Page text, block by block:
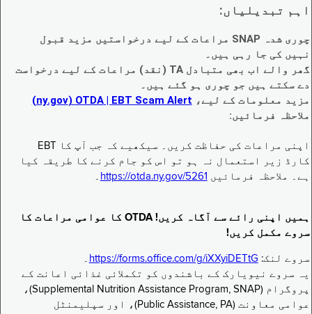
اہم تبدیلیاں:
چوری شدہ SNAP مراعات کے لیے درخواستیں مزید قبول
نہیں کی جا رہی ہیں۔
گھر والے اب بھی متبادل TA (نقد) مراعات کے لیے درخواست
دے سکتے ہیں جو چوری ہو گئے ہیں۔
مزید معلومات کے لیے، EBT Scam Alert ‏| OTDA ‏(ny.gov)
ملاحظہ فرمائیں:
اپنی مراعات کی حفاظت کریں۔ سیکھیے کہ جب آپ کا EBT
کارڈ زیر استعمال نہ ہو تو اس کو جام کرنے کا طریقہ کیا
ہے۔ ملاحظہ فرمائیں https://otda.ny.gov/5261 ۔
ہمیں اپنی رائے سے آگاہ کریں! OTDA کا عوامی مراعات کا
سروے مکمل کریں!
سروے لنک: https://forms.office.com/g/iXXyiDETtG ۔
یہ سروے نیویارک کے باشندوں کو تکملائی غذائی اعانت کے
پروگرام (Supplemental Nutrition Assistance Program, SNAP)،
عوامی معاونت (Public Assistance, PA)، اور سپلیمنٹل